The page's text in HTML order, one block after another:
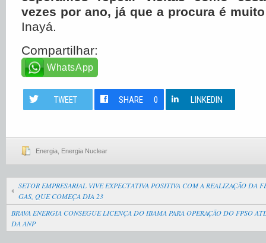
vezes por ano, já que a procura é
Inayá.
Compartilhar:
WhatsApp
TWEET SHARE 0 LINKEDIN
Energia Energia Nuclear
SETOR EMPRESARIAL VIVE EXPECTATIVA POSITIVA COM A REALIZAÇÃO DA
GAS, QUE COMEÇA DIA 23
BRAVA ENERGIA CONSEGUE LICENÇA DO IBAMA PARA OPERAÇÃO DO FPSO
DA ANP